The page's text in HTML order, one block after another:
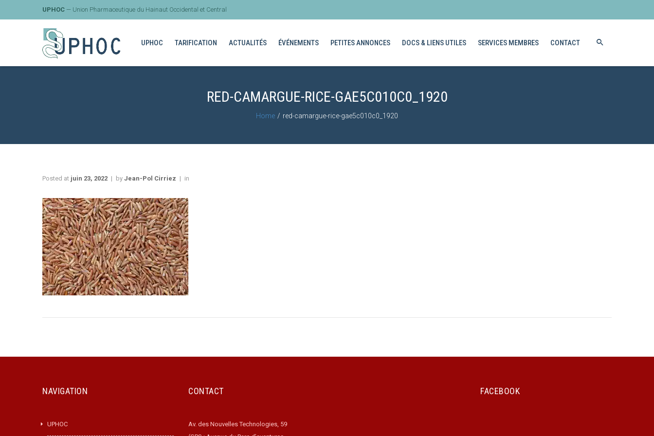
UPHOC — Union Pharmaceutique du Hainaut Occidental et Central
UPHOC TARIFICATION ACTUALITÉS ÉVÉNEMENTS PETITES ANNONCES DOCS & LIENS UTILES SERVICES MEMBRES CONTACT
RED-CAMARGUE-RICE-GAE5C010C0_1920
Home red-camargue-rice-gae5c010c0_1920
Posted at juin 23, 2022 by Jean-Pol Cirriez in
NAVIGATION
UPHOC
CONTACT
Av. des Nouvelles Technologies, 59
FACEBOOK